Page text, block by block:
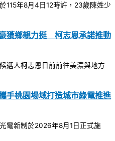
115年8月4日12時許，23歲陳姓少
獲鄉親力挺 柯志恩承諾推動
選人柯志恩日前前往美濃與地方
桃園場域打造城市綠電推進
電新制於2026年8月1日正式施